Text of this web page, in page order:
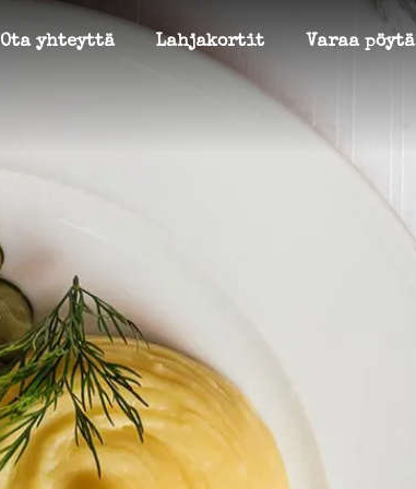
Ota yhteyttä Lahjakortit Varaa pöytä